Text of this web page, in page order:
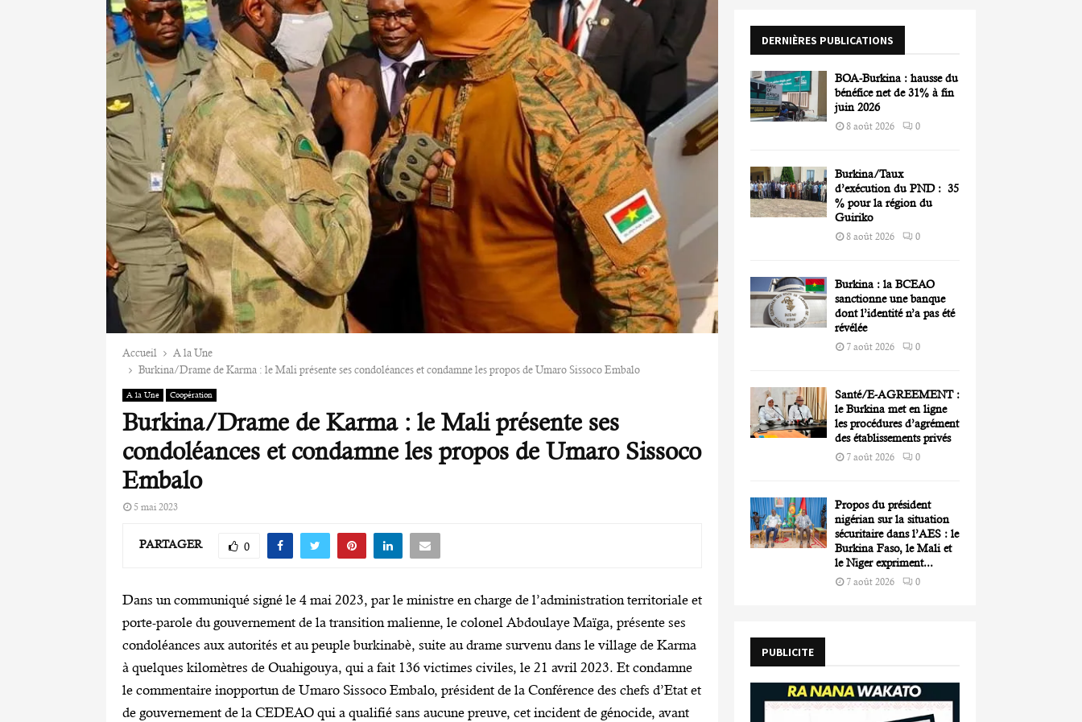
Accueil
A la Une
Burkina/Drame de Karma : le Mali présente ses condoléances et condamne les propos de Umaro Sissoco Embalo
A la Une Coopération
Burkina/Drame de Karma : le Mali présente ses
condoléances et condamne les propos de Umaro Sissoco
Embalo
5 mai 2023
PARTAGER 0
Dans un communiqué signé le 4 mai 2023, par le ministre en charge de l’administration territoriale et
porte-parole du gouvernement de la transition malienne, le colonel Abdoulaye Maïga, présente ses
condoléances aux autorités et au peuple burkinabè, suite au drame survenu dans le village de Karma
à quelques kilomètres de Ouahigouya, qui a fait 136 victimes civiles, le 21 avril 2023. Et condamne
le commentaire inopportun de Umaro Sissoco Embalo, président de la Conférence des chefs d’Etat et
de gouvernement de la CEDEAO qui a qualifié sans aucune preuve, cet incident de génocide, avant
r
H
DERNIÈRES PUBLICATIONS
BOA-Burkina : hausse du
bénéfice net de 31% à fin
juin 2026
8 août 2026 0
Burkina/Taux
d’exécution du PND : 35
% pour la région du
Guiriko
8 août 2026 0
Burkina : la BCEAO
sanctionne une banque
dont l’identité n’a pas été
révélée
7 août 2026 0
Santé/E-AGREEMENT :
le Burkina met en ligne
les procédures d’agrément
des établissements privés
7 août 2026 0
Propos du président
nigérian sur la situation
sécuritaire dans l’AES : le
Burkina Faso, le Mali et
le Niger expriment...
7 août 2026 0
PUBLICITE